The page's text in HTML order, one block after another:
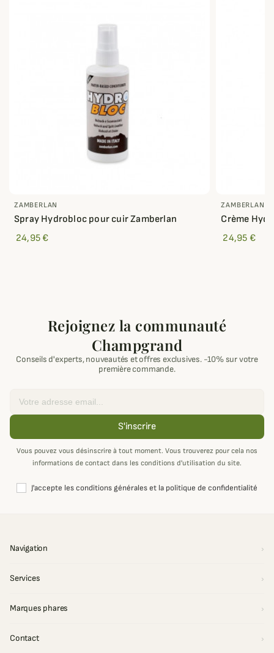
ZAMBERLAN
Spray Hydrobloc pour cuir Zamberlan
24,95 €
ZAMBERLAN
Crème
24,95 €
Rejoignez la communauté
Champgrand
Conseils d'experts, nouveautés et offres exclusives. -10% sur votre
première commande.
S'inscrire
Vous pouvez vous désinscrire à tout moment. Vous trouverez pour cela nos
informations de contact dans les conditions d'utilisation du site.
J'accepte les conditions générales et la politique de confidentialité
Navigation
Services
Marques phares
Contact